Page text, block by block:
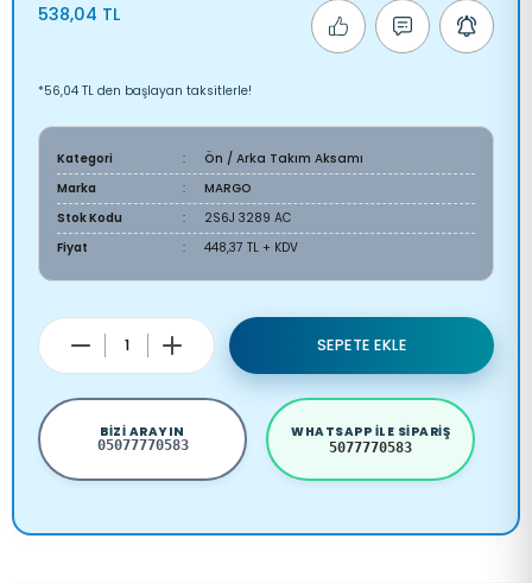
538,04 TL
*56,04 TL den başlayan taksitlerle!
Kategori
Ön / Arka Takım Aksamı
Marka
MARGO
Stok Kodu
2S6J 3289 AC
Fiyat
448,37 TL + KDV
SEPETE EKLE
BIZI ARAYIN
05077770583
WHATSAPP ILE SIPARIŞ
5077770583